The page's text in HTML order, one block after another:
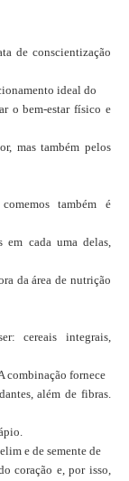
de conscientização
ideal do
o bem-estar físico e
mas também pelos
também é
em cada uma delas,
da área de nutrição
cereais integrais,
combinação fornece
além de fibras.
e de semente de
coração e, por isso,